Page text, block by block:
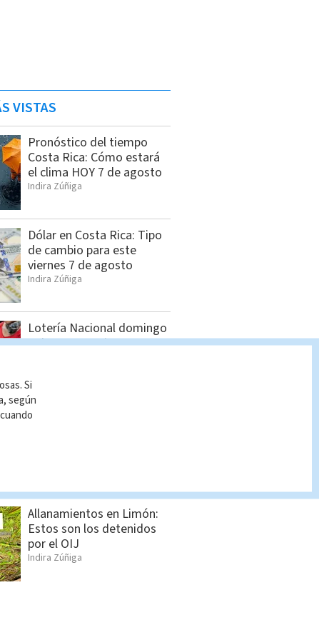
VISTAS
Pronóstico del tiempo
Costa Rica: Cómo estará
el clima HOY 7 de agosto
Indira Zúñiga
Dólar en Costa Rica: Tipo
de cambio para este
viernes 7 de agosto
Indira Zúñiga
Lotería Nacional domingo
2 de agosto: Lista
Seis sospechosos
Allanamientos en Limón:
Estos son los detenidos
por el OIJ
Indira Zúñiga
Si
según